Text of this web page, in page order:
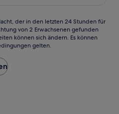
der in den letzten 24 Stunden für
von 2 Erwachsenen gefunden
können sich ändern. Es können
gelten.